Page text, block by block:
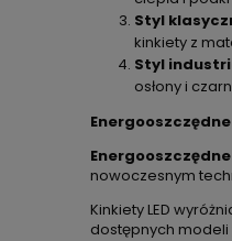
Styl
kinkiety z
Styl
osłony i
nowoczesnym
Kinkiety LED
dostępnych